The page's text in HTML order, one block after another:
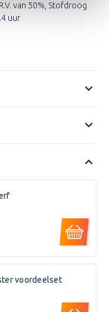
van 50%, Stofdroog
uur
voordeelset